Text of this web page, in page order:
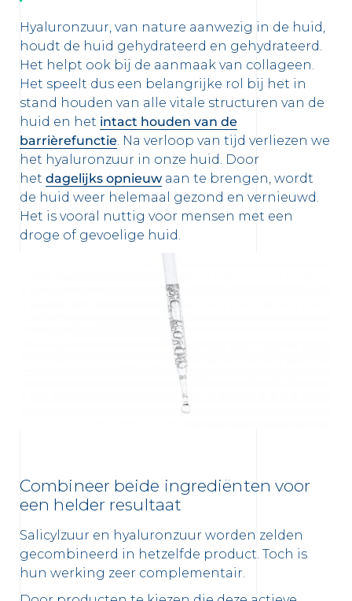
Hyaluronzuur, van nature aanwezig in de huid,
houdt de huid gehydrateerd en gehydrateerd.
Het helpt ook bij de aanmaak van collageen.
Het speelt dus een belangrijke rol bij het in
stand houden van alle vitale structuren van de
huid en het intact houden van de
barrièrefunctie. Na verloop van tijd verliezen we
het hyaluronzuur in onze huid. Door
het dagelijks opnieuw aan te brengen, wordt
de huid weer helemaal gezond en vernieuwd.
Het is vooral nuttig voor mensen met een
droge of gevoelige huid.
Combineer beide ingrediënten voor
een helder resultaat
Salicylzuur en hyaluronzuur worden zelden
gecombineerd in hetzelfde product. Toch is
hun werking zeer complementair.